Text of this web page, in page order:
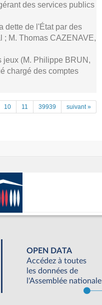
des services publics
dette de l'État par des
; M. Thomas CAZENAVE,
jeux (M. Philippe BRUN,
chargé des comptes
10 11 39939 suivant »
OPEN DATA
Accédez à toutes
les données de
l'Assemblée nationale